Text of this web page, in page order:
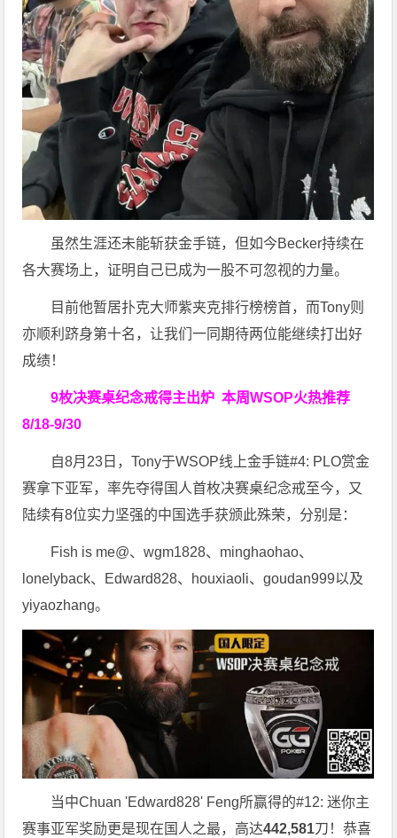
虽然生涯还未能斩获金手链，但如今Becker持续在
各大赛场上，证明自己已成为一股不可忽视的力量。
目前他暂居扑克大师紫夹克排行榜榜首，而Tony则
亦顺利跻身第十名，让我们一同期待两位能继续打出好
成绩！
9枚决赛桌纪念戒得主出炉 本周WSOP火热推荐
8/18-9/30
自8月23日，Tony于WSOP线上金手链#4: PLO赏金
赛拿下亚军，率先夺得国人首枚决赛桌纪念戒至今，又
陆续有8位实力坚强的中国选手获颁此殊荣，分别是：
Fish is me@、wgm1828、minghaohao、
lonelyback、Edward828、houxiaoli、goudan999以及
yiyaozhang。
当中Chuan 'Edward828' Feng所赢得的#12: 迷你主
赛事亚军奖励更是现在国人之最，高达442,581刀！恭喜